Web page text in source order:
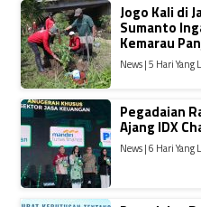
Jogo Kali di
Sumanto
Kemarau
News | 5 Hari Yang
Pegadaian
Ajang IDX
News | 6 Hari Yang